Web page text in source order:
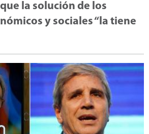
la solución de los
y sociales “la tiene